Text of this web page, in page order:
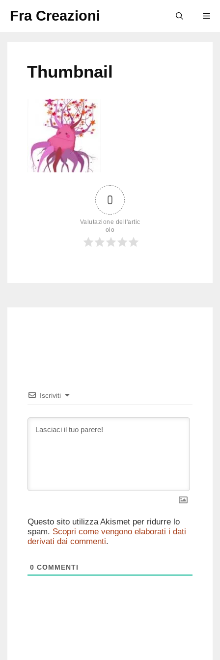
Fra Creazioni
Thumbnail
0
Valutazione dell'artic
olo
Iscriviti
Questo sito utilizza Akismet per ridurre lo
spam. Scopri come vengono elaborati i dati
derivati dai commenti.
0 COMMENTI